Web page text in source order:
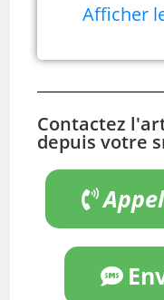
Afficher
Contactez
depuis votre